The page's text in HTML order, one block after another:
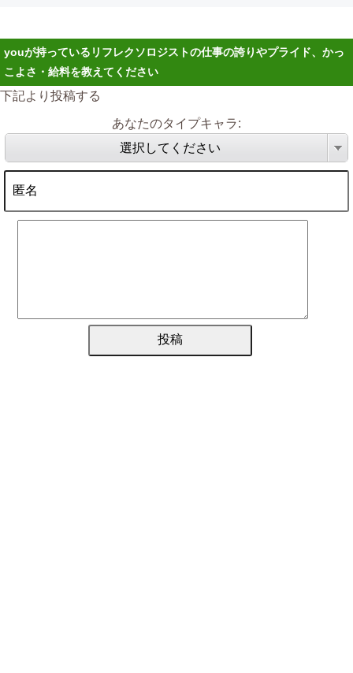
youが持っているリフレクソロジストの仕事の誇りやプライド、かっ
こよさ・給料を教えてください
下記より投稿する
あなたのタイプキャラ:
選択してください